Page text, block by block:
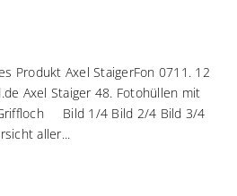
Produkt Axel StaigerFon 0711. 12
Axel Staiger 48. Fotohüllen mit
Bild 1/4 Bild 2/4 Bild 3/4
aller...